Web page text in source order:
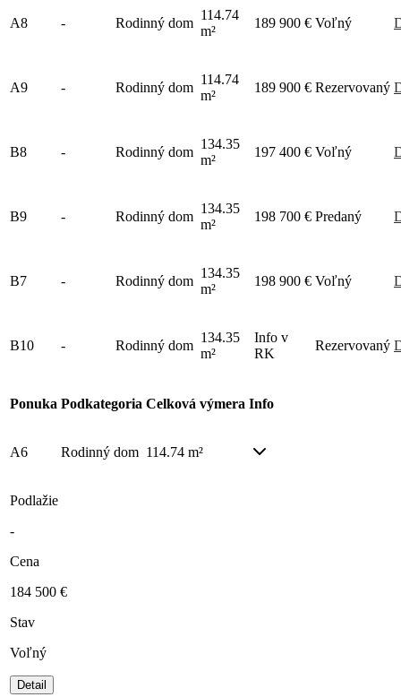
A8 - Rodinný dom
114.74
m²
189 900 € Voľný
A9 - Rodinný dom
114.74
m²
189 900 € Rezervovaný
B8 - Rodinný dom
134.35
m²
197 400 € Voľný
B9 - Rodinný dom
134.35
m²
198 700 € Predaný
B7 - Rodinný dom
134.35
m²
198 900 € Voľný
B10 - Rodinný dom
134.35
m²
Info v
RK
Rezervovaný
Ponuka Podkategoria Celková výmera Info
A6 Rodinný dom 114.74 m²
Podlažie
-
Cena
184 500 €
Stav
Voľný
Detail